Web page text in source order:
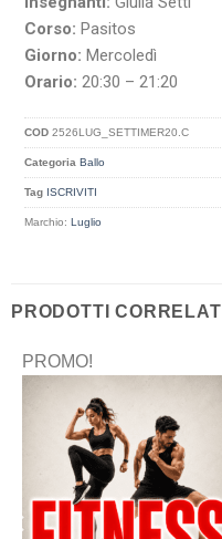
Corso: Pasitos
Giorno: Mercoledì
Orario: 20:30 – 21:20
COD2526LUG_SETTIMER20.C
Categoria Ballo
Tag ISCRIVITI
Marchio:Luglio
PRODOTTI CORRELATI
PROMO!